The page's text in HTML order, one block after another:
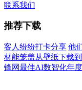
联系我们
推荐下载
客人纷纷打卡分享 他
材能笼盖从壁纸下载
锋网最佳AI数智化年